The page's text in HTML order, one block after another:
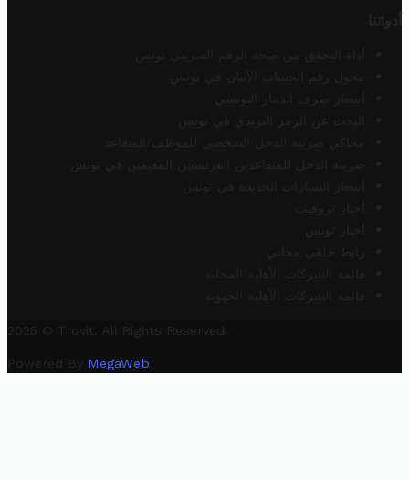
أدواتنا
أداة التحقق من صحة الرقم الضريبي تونس
محول رقم الحساب الآيبان في تونس
أسعار صرف الدينار التونسي
البحث عن الرمز البريدي في تونس
محاكي ضريبة الدخل الشخصي للموظف/المتقاعد
ضريبة الدخل للمتقاعدين الفرنسيين المقيمين في تونس
أسعار السيارات الجديدة في تونس
أخبار تروفيت
أخبار تونس
رابط خلفي مجاني
قائمة الشركات الأهلية المحلية
قائمة الشركات الأهلية الجهوية
2025 © Trovit. All Rights Reserved.
Powered By MegaWeb